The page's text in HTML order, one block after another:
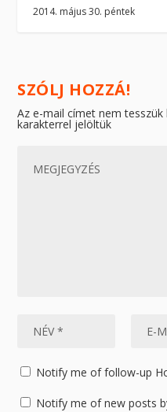
2014. május 30. péntek
SZÓLJ HOZZÁ!
Az e-mail címet nem tesszük
karakterrel jelöltük
Notify me of follow-up
Notify me of new posts